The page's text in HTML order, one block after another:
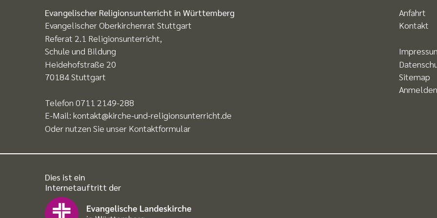
Evangelischer Religionsunterricht in Württemberg
Evangelischer Oberkirchenrat Stuttgart
Referat 2.1 Religionsunterricht,
Schule und Bildung
Heidehofstraße 20
70184 Stuttgart
Telefon 0711 2149-288
E-Mail: kontakt@kirche-und-religionsunterricht.de
Oder nutzen Sie unser Kontaktformular
Anfahrt
Kontakt
Sitemap
Anmelden
Dies ist ein
Internetauftritt der